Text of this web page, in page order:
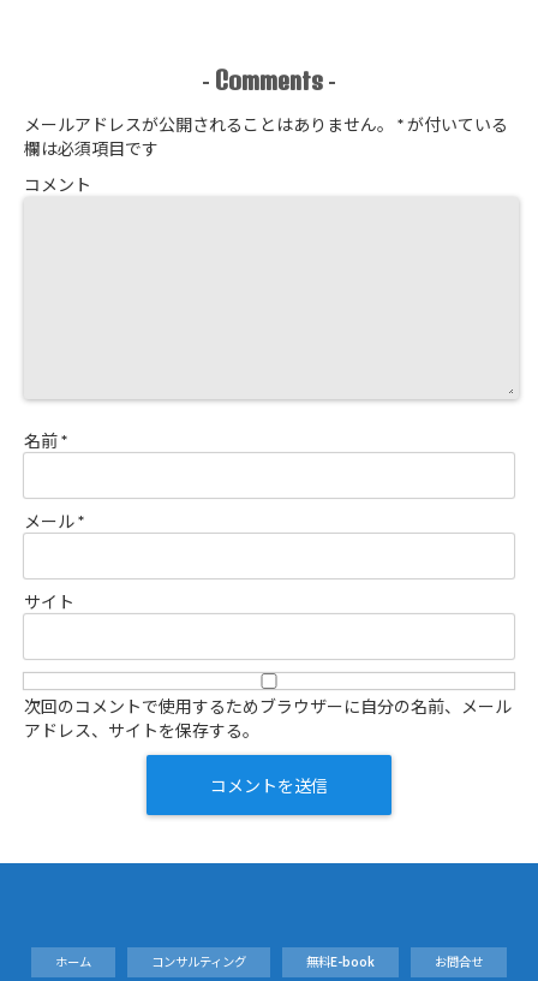
- Comments -
メールアドレスが公開されることはありません。 *が付いている
欄は必須項目です
コメント
名前*
メール*
サイト
次回のコメントで使用するためブラウザーに自分の名前、メール
アドレス、サイトを保存する。
ホーム コンサルティング 無料E-book お問合せ